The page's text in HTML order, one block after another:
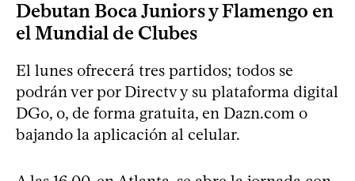
Debutan Boca Juniors y Flamengo en
el Mundial de Clubes
El lunes ofrecerá tres partidos; todos se
podrán ver por Directv y su plataforma digital
DGo, o, de forma gratuita, en Dazn.com o
bajando la aplicación al celular.